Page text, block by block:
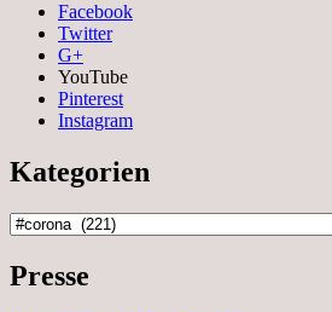
Facebook
Twitter
G+
YouTube
Pinterest
Instagram
Kategorien
Kategorien
Presse